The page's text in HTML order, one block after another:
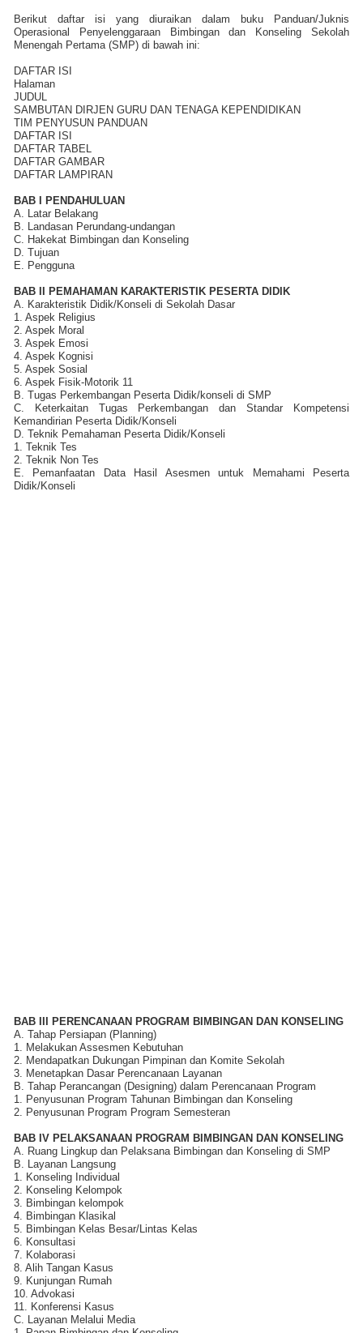
Berikut daftar isi yang diuraikan dalam buku Panduan/Juknis
Operasional Penyelenggaraan Bimbingan dan Konseling Sekolah
Menengah Pertama (SMP) di bawah ini:
DAFTAR ISI
Halaman
JUDUL
SAMBUTAN DIRJEN GURU DAN TENAGA KEPENDIDIKAN
TIM PENYUSUN PANDUAN
DAFTAR ISI
DAFTAR TABEL
DAFTAR GAMBAR
DAFTAR LAMPIRAN
BAB I PENDAHULUAN
A. Latar Belakang
B. Landasan Perundang-undangan
C. Hakekat Bimbingan dan Konseling
D. Tujuan
E. Pengguna
BAB II PEMAHAMAN KARAKTERISTIK PESERTA DIDIK
A. Karakteristik Didik/Konseli di Sekolah Dasar
1. Aspek Religius
2. Aspek Moral
3. Aspek Emosi
4. Aspek Kognisi
5. Aspek Sosial
6. Aspek Fisik-Motorik 11
B. Tugas Perkembangan Peserta Didik/konseli di SMP
C. Keterkaitan Tugas Perkembangan dan Standar Kompetensi
Kemandirian Peserta Didik/Konseli
D. Teknik Pemahaman Peserta Didik/Konseli
1. Teknik Tes
2. Teknik Non Tes
E. Pemanfaatan Data Hasil Asesmen untuk Memahami Peserta
Didik/Konseli
BAB III PERENCANAAN PROGRAM BIMBINGAN DAN KONSELING
A. Tahap Persiapan (Planning)
1. Melakukan Assesmen Kebutuhan
2. Mendapatkan Dukungan Pimpinan dan Komite Sekolah
3. Menetapkan Dasar Perencanaan Layanan
B. Tahap Perancangan (Designing) dalam Perencanaan Program
1. Penyusunan Program Tahunan Bimbingan dan Konseling
2. Penyusunan Program Program Semesteran
BAB IV PELAKSANAAN PROGRAM BIMBINGAN DAN KONSELING
A. Ruang Lingkup dan Pelaksana Bimbingan dan Konseling di SMP
B. Layanan Langsung
1. Konseling Individual
2. Konseling Kelompok
3. Bimbingan kelompok
4. Bimbingan Klasikal
5. Bimbingan Kelas Besar/Lintas Kelas
6. Konsultasi
7. Kolaborasi
8. Alih Tangan Kasus
9. Kunjungan Rumah
10. Advokasi
11. Konferensi Kasus
C. Layanan Melalui Media